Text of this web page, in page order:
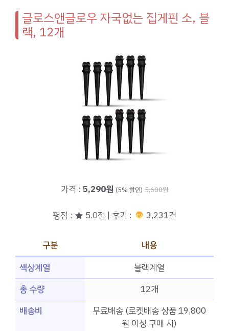
글로스앤글로우 자국없는 집게핀 소, 블
랙, 12개
가격 : 5,290원 (5% 할인) 5,600원
평점 : ★ 5.0점 | 후기 : 3,231건
구분
내용
색상계열
블랙계열
총 수량
12개
배송비
무료배송 (로켓배송 상품 19,800
원 이상 구매 시)